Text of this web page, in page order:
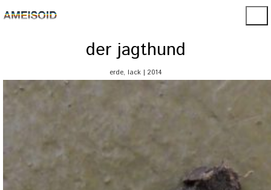
der jagthund
erde, lack | 2014